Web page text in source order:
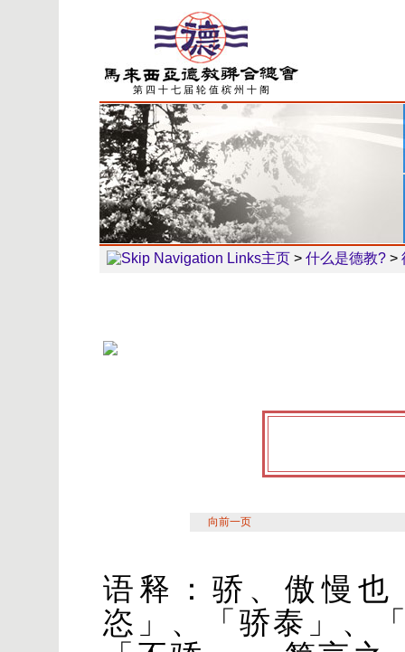
第 四 十 七 届 轮 值 槟 州 十 阁
主页 > 什么是德教? >
向前一页
语释：骄、傲慢
恣」、「骄泰」、